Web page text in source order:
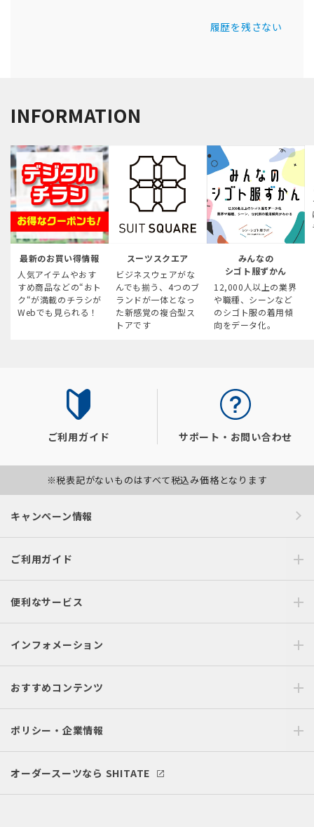
履歴を残さない
INFORMATION
最新のお買い得情報
人気アイテムやおす
すめ商品などの“おト
ク“が満載のチラシが
Webでも見られる！
スーツスクエア
ビジネスウェアがな
んでも揃う、4つのブ
ランドが一体となっ
た新感覚の複合型ス
トアです
みんなの
シゴト服ずかん
12,000人以上の業界
や職種、シーンなど
のシゴト服の着用傾
向をデータ化。
ご利用ガイド サポート・お問い合わせ
※税表記がないものはすべて税込み価格となります
キャンペーン情報
ご利用ガイド
便利なサービス
インフォメーション
おすすめコンテンツ
ポリシー・企業情報
オーダースーツなら SHITATE